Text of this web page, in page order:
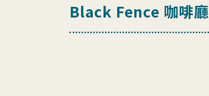
Black Fence 咖啡廳